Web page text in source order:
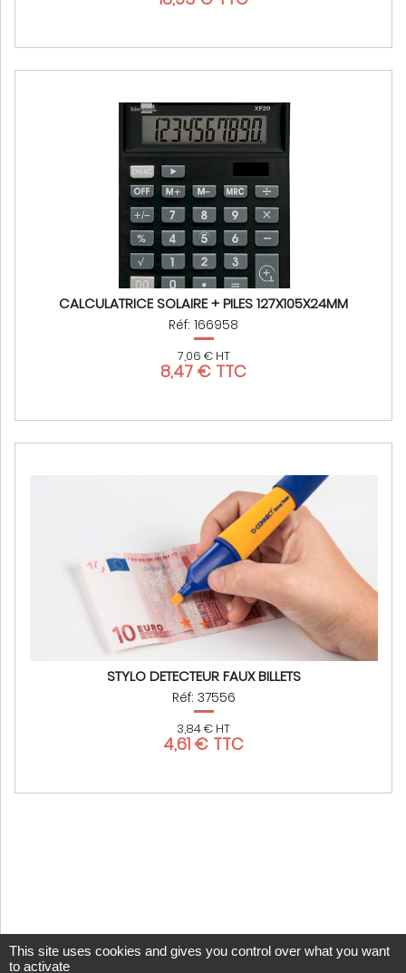
CALCULATRICE SOLAIRE + PILES 127X105X24MM
Réf: 166958
7,06 € HT
8,47 € TTC
STYLO DETECTEUR FAUX BILLETS
Réf: 37556
3,84 € HT
4,61 € TTC
This site uses cookies and gives you control over what you want
to activate